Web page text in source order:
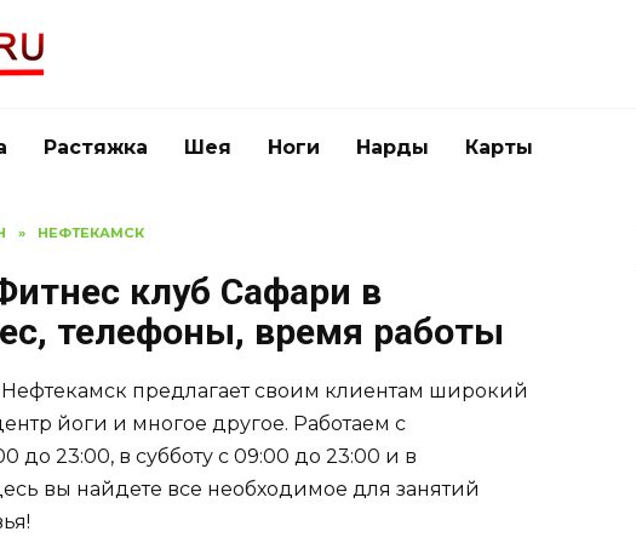
Растяжка Шея Ноги Нарды Карты
» НЕФТЕКАМСК
клуб Сафари в
телефоны, время работы
предлагает своим клиентам широкий
йоги и многое другое. Работаем с
до 23:00, в субботу с 09:00 до 23:00 и в
вы найдете все необходимое для занятий